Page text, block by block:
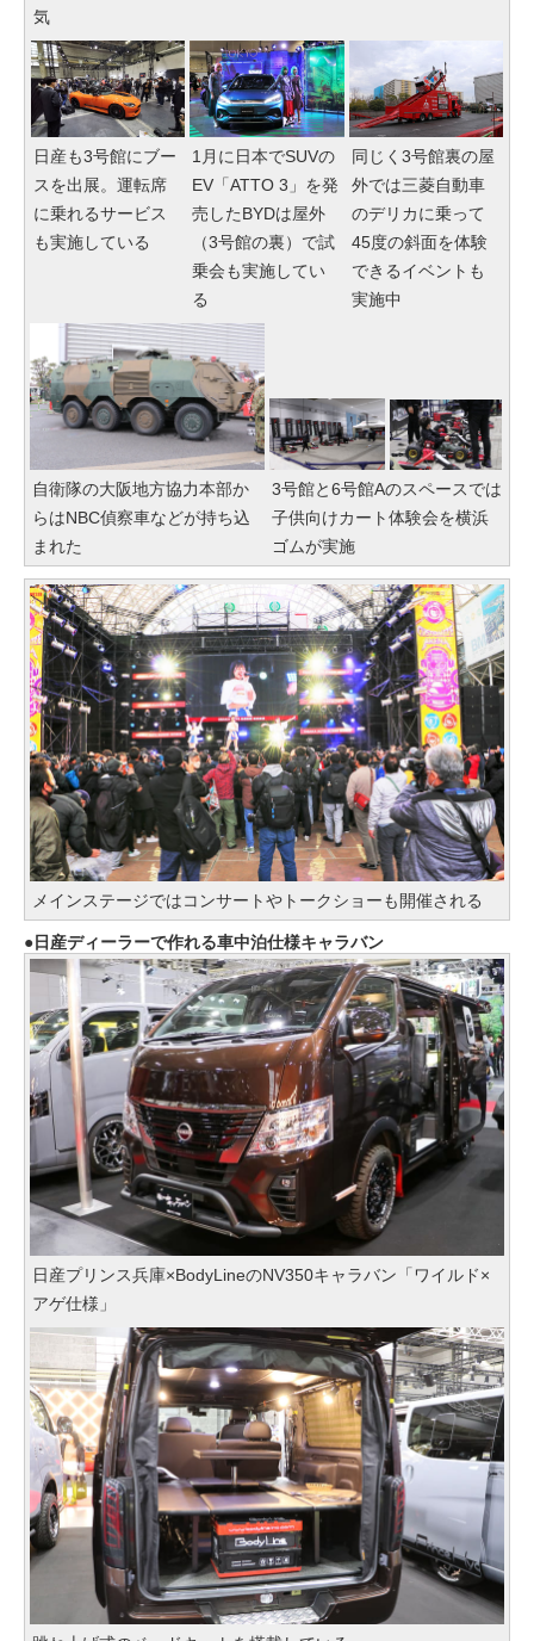
気
日産も3号館にブー
スを出展。運転席
に乗れるサービス
も実施している
1月に日本でSUVの
EV「ATTO 3」を発
売したBYDは屋外
（3号館の裏）で試
乗会も実施してい
る
同じく3号館裏の屋
外では三菱自動車
のデリカに乗って
45度の斜面を体験
できるイベントも
実施中
自衛隊の大阪地方協力本部か
らはNBC偵察車などが持ち込
まれた
3号館と6号館Aのスペースでは
子供向けカート体験会を横浜
ゴムが実施
メインステージではコンサートやトークショーも開催される
日産ディーラーで作れる車中泊仕様キャラバン
日産プリンス兵庫×BodyLineのNV350キャラバン「ワイルド×
アゲ仕様」